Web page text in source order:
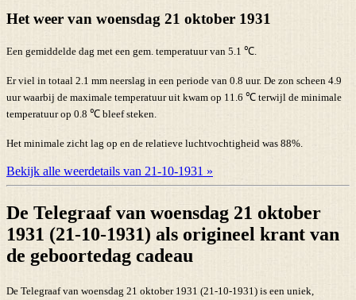
Het weer van woensdag 21 oktober 1931
Een gemiddelde dag met een gem. temperatuur van 5.1 ℃.
Er viel in totaal 2.1 mm neerslag in een periode van 0.8 uur. De zon scheen 4.9
uur waarbij de maximale temperatuur uit kwam op 11.6 ℃ terwijl de minimale
temperatuur op 0.8 ℃ bleef steken.
Het minimale zicht lag op en de relatieve luchtvochtigheid was 88%.
Bekijk alle weerdetails van 21-10-1931 »
De Telegraaf van woensdag 21 oktober
1931 (21-10-1931) als origineel krant van
de geboortedag cadeau
De Telegraaf van woensdag 21 oktober 1931 (21-10-1931) is een uniek,